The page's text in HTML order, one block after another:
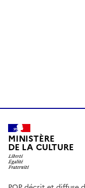
MINISTÈRE
DE LA CULTURE